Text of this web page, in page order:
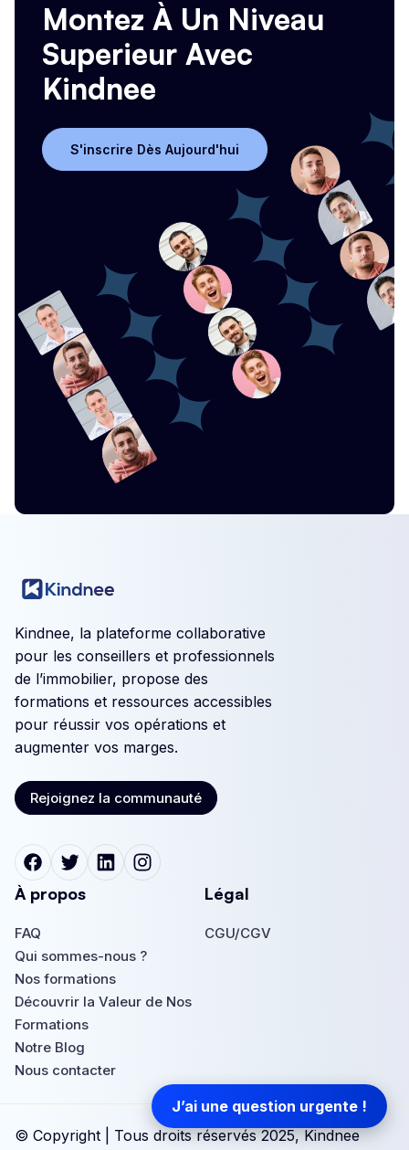
Montez À Un Niveau
Superieur Avec
Kindnee
S'inscrire Dès Aujourd'hui
S'inscrire Dès Aujourd'hui
Kindnee, la plateforme collaborative
pour les conseillers et professionnels
de l’immobilier, propose des
formations et ressources accessibles
pour réussir vos opérations et
augmenter vos marges.
Rejoignez la communauté
Rejoignez la communauté
À propos
FAQ
FAQ
Qui sommes-nous ?
Qui sommes-nous ?
Nos formations
Nos formations
Découvrir la Valeur de Nos
Formations
Découvrir la Valeur de Nos
Formations
Notre Blog
Notre Blog
Nous contacter
Légal
CGU/CGV
© Copyright | Tous droits réservés 2025, Kindnee
J’ai une question urgente !